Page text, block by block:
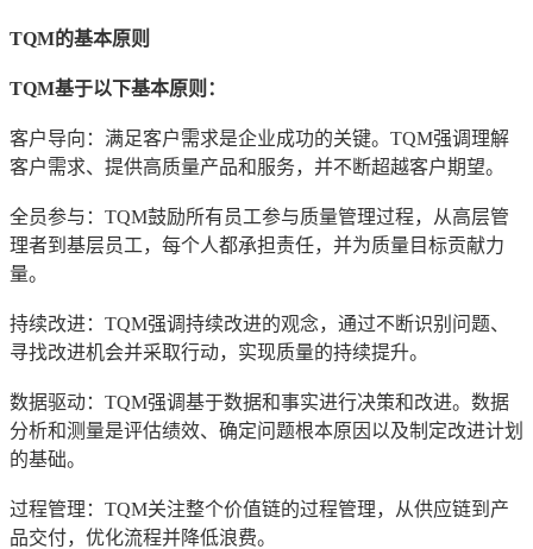
TQM的基本原则
TQM基于以下基本原则：
客户导向：满足客户需求是企业成功的关键。TQM强调理解
客户需求、提供高质量产品和服务，并不断超越客户期望。
全员参与：TQM鼓励所有员工参与质量管理过程，从高层管
理者到基层员工，每个人都承担责任，并为质量目标贡献力
量。
持续改进：TQM强调持续改进的观念，通过不断识别问题、
寻找改进机会并采取行动，实现质量的持续提升。
数据驱动：TQM强调基于数据和事实进行决策和改进。数据
分析和测量是评估绩效、确定问题根本原因以及制定改进计划
的基础。
过程管理：TQM关注整个价值链的过程管理，从供应链到产
品交付，优化流程并降低浪费。